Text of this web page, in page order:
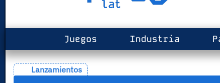
Juegos Industria
Lanzamientos